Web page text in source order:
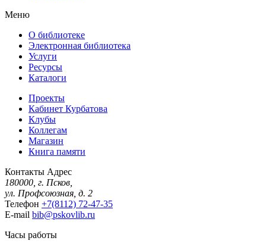
Меню
О библиотеке
Электронная библиотека
Услуги
Ресурсы
Каталоги
Проекты
Кабинет Курбатова
Клубы
Коллегам
Магазин
Книга памяти
Контакты Адрес
180000, г. Псков,
ул. Профсоюзная, д. 2
Телефон +7(8112) 72-47-35
E-mail bib@pskovlib.ru
Часы работы